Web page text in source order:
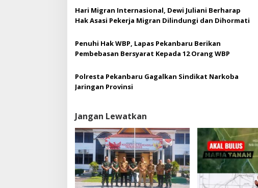
Hari Migran Internasional, Dewi Juliani Berharap
Hak Asasi Pekerja Migran Dilindungi dan Dihormati
Penuhi Hak WBP, Lapas Pekanbaru Berikan
Pembebasan Bersyarat Kepada 12 Orang WBP
Polresta Pekanbaru Gagalkan Sindikat Narkoba
Jaringan Provinsi
Jangan Lewatkan